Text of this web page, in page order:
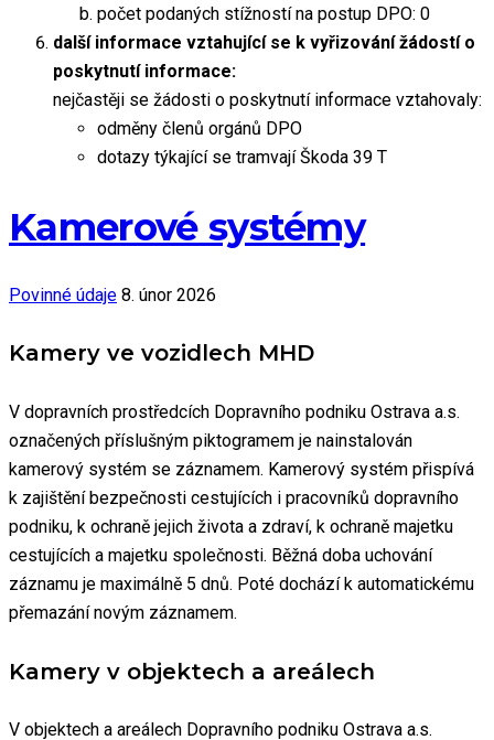
počet podaných stížností na postup DPO: 0
další informace vztahující se k vyřizování žádostí o
poskytnutí informace:
nejčastěji se žádosti o poskytnutí informace vztahovaly:
odměny členů orgánů DPO
dotazy týkající se tramvají Škoda 39 T
Kamerové systémy
Povinné údaje 8. únor 2026
Kamery ve vozidlech MHD
V dopravních prostředcích Dopravního podniku Ostrava a.s.
označených příslušným piktogramem je nainstalován
kamerový systém se záznamem. Kamerový systém přispívá
k zajištění bezpečnosti cestujících i pracovníků dopravního
podniku, k ochraně jejich života a zdraví, k ochraně majetku
cestujících a majetku společnosti. Běžná doba uchování
záznamu je maximálně 5 dnů. Poté dochází k automatickému
přemazání novým záznamem.
Kamery v objektech a areálech
V objektech a areálech Dopravního podniku Ostrava a.s.